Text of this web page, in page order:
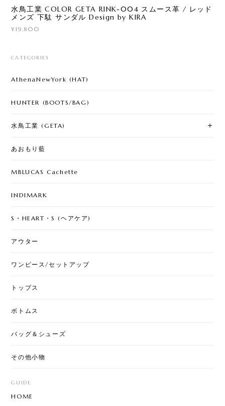
水鳥工業 COLOR GETA RINK-004 スムース革 / レッド
メンズ 下駄 サンダル Design by KIRA
¥19,800
CATEGORIES
AthenaNewYork (HAT)
HUNTER (BOOTS/BAG)
水鳥工業 (GETA)
あおもり藍
MBLUCAS Cachette
INDIMARK
S・HEART・S (ヘアケア)
アウター
ワンピース/セットアップ
トップス
ボトムス
バッグ＆シューズ
その他小物
GUIDE
HOME